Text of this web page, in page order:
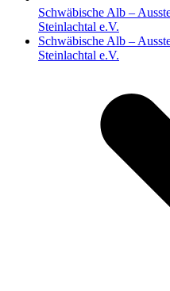
Schwäbische Alb –
Steinlachtal e.V.
Nächster
Beitrag:
Schwäbische Alb –
Steinlachtal e.V.